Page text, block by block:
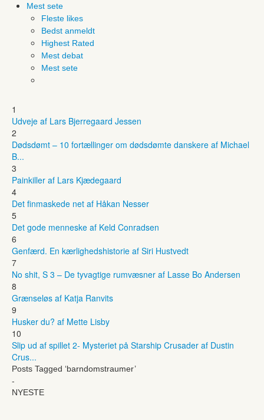
Mest sete
Fleste likes
Bedst anmeldt
Highest Rated
Mest debat
Mest sete
1
Udveje af Lars Bjerregaard Jessen
2
Dødsdømt – 10 fortællinger om dødsdømte danskere af Michael
B...
3
Painkiller af Lars Kjædegaard
4
Det finmaskede net af Håkan Nesser
5
Det gode menneske af Keld Conradsen
6
Genfærd. En kærlighedshistorie af Siri Hustvedt
7
No shit, S 3 – De tyvagtige rumvæsner af Lasse Bo Andersen
8
Grænseløs af Katja Ranvits
9
Husker du? af Mette Lisby
10
Slip ud af spillet 2- Mysteriet på Starship Crusader af Dustin
Crus...
Posts Tagged ‘barndomstraumer’
-
NYESTE